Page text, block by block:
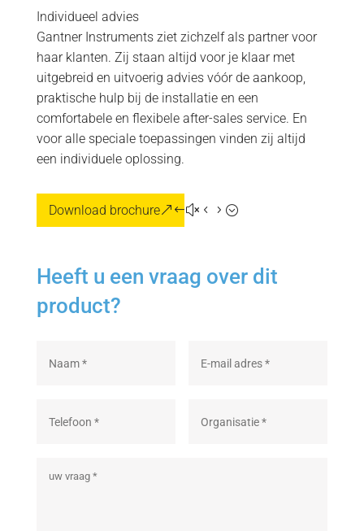
Individueel advies
Gantner Instruments ziet zichzelf als partner voor
haar klanten. Zij staan altijd voor je klaar met
uitgebreid en uitvoerig advies vóór de aankoop,
praktische hulp bij de installatie en een
comfortabele en flexibele after-sales service. En
voor alle speciale toepassingen vinden zij altijd
een individuele oplossing.
Download brochure
Heeft u een vraag over dit
product?